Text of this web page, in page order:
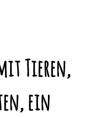
Tieren,
ein